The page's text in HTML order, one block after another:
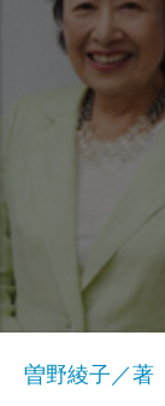
曽野綾子／著